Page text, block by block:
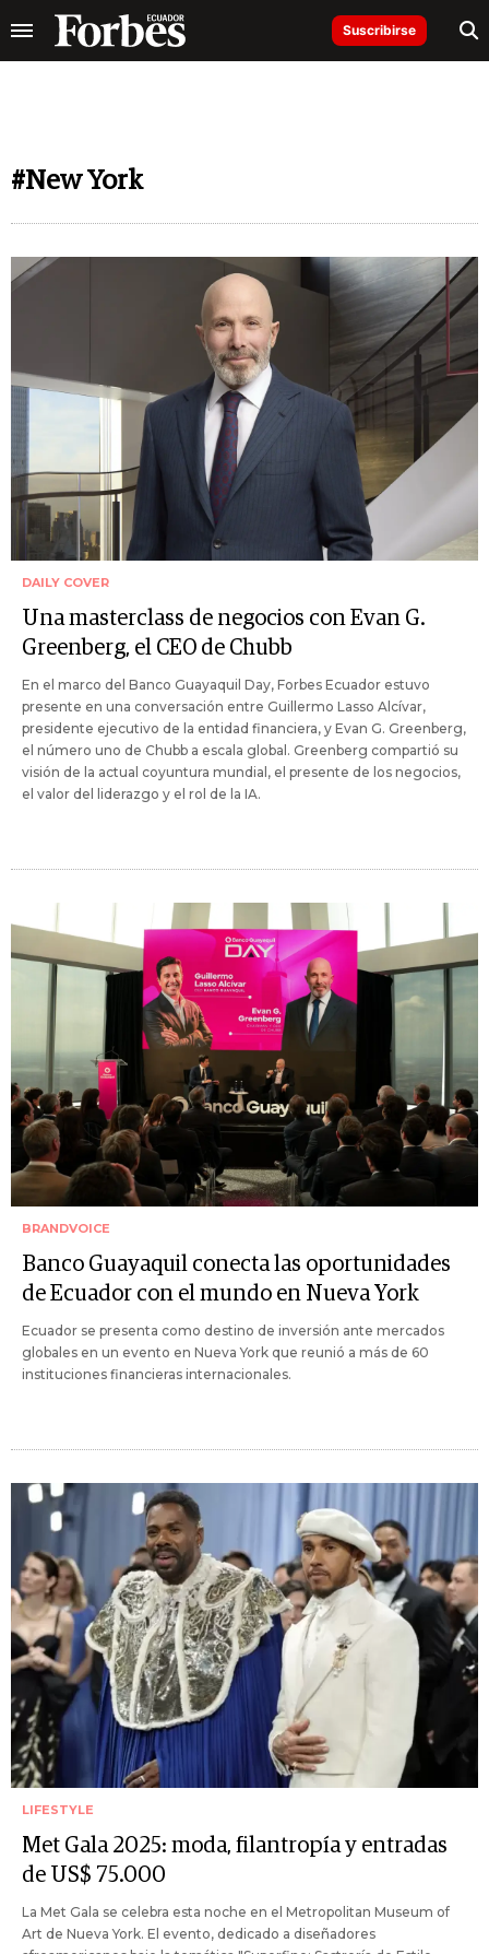
Suscribirse
#New York
DAILY COVER
Una masterclass de negocios con Evan G.
Greenberg, el CEO de Chubb
En el marco del Banco Guayaquil Day, Forbes Ecuador estuvo
presente en una conversación entre Guillermo Lasso Alcívar,
presidente ejecutivo de la entidad financiera, y Evan G. Greenberg,
el número uno de Chubb a escala global. Greenberg compartió su
visión de la actual coyuntura mundial, el presente de los negocios,
el valor del liderazgo y el rol de la IA.
BRANDVOICE
Banco Guayaquil conecta las oportunidades
de Ecuador con el mundo en Nueva York
Ecuador se presenta como destino de inversión ante mercados
globales en un evento en Nueva York que reunió a más de 60
instituciones financieras internacionales.
LIFESTYLE
Met Gala 2025: moda, filantropía y entradas
de US$ 75.000
La Met Gala se celebra esta noche en el Metropolitan Museum of
Art de Nueva York. El evento, dedicado a diseñadores